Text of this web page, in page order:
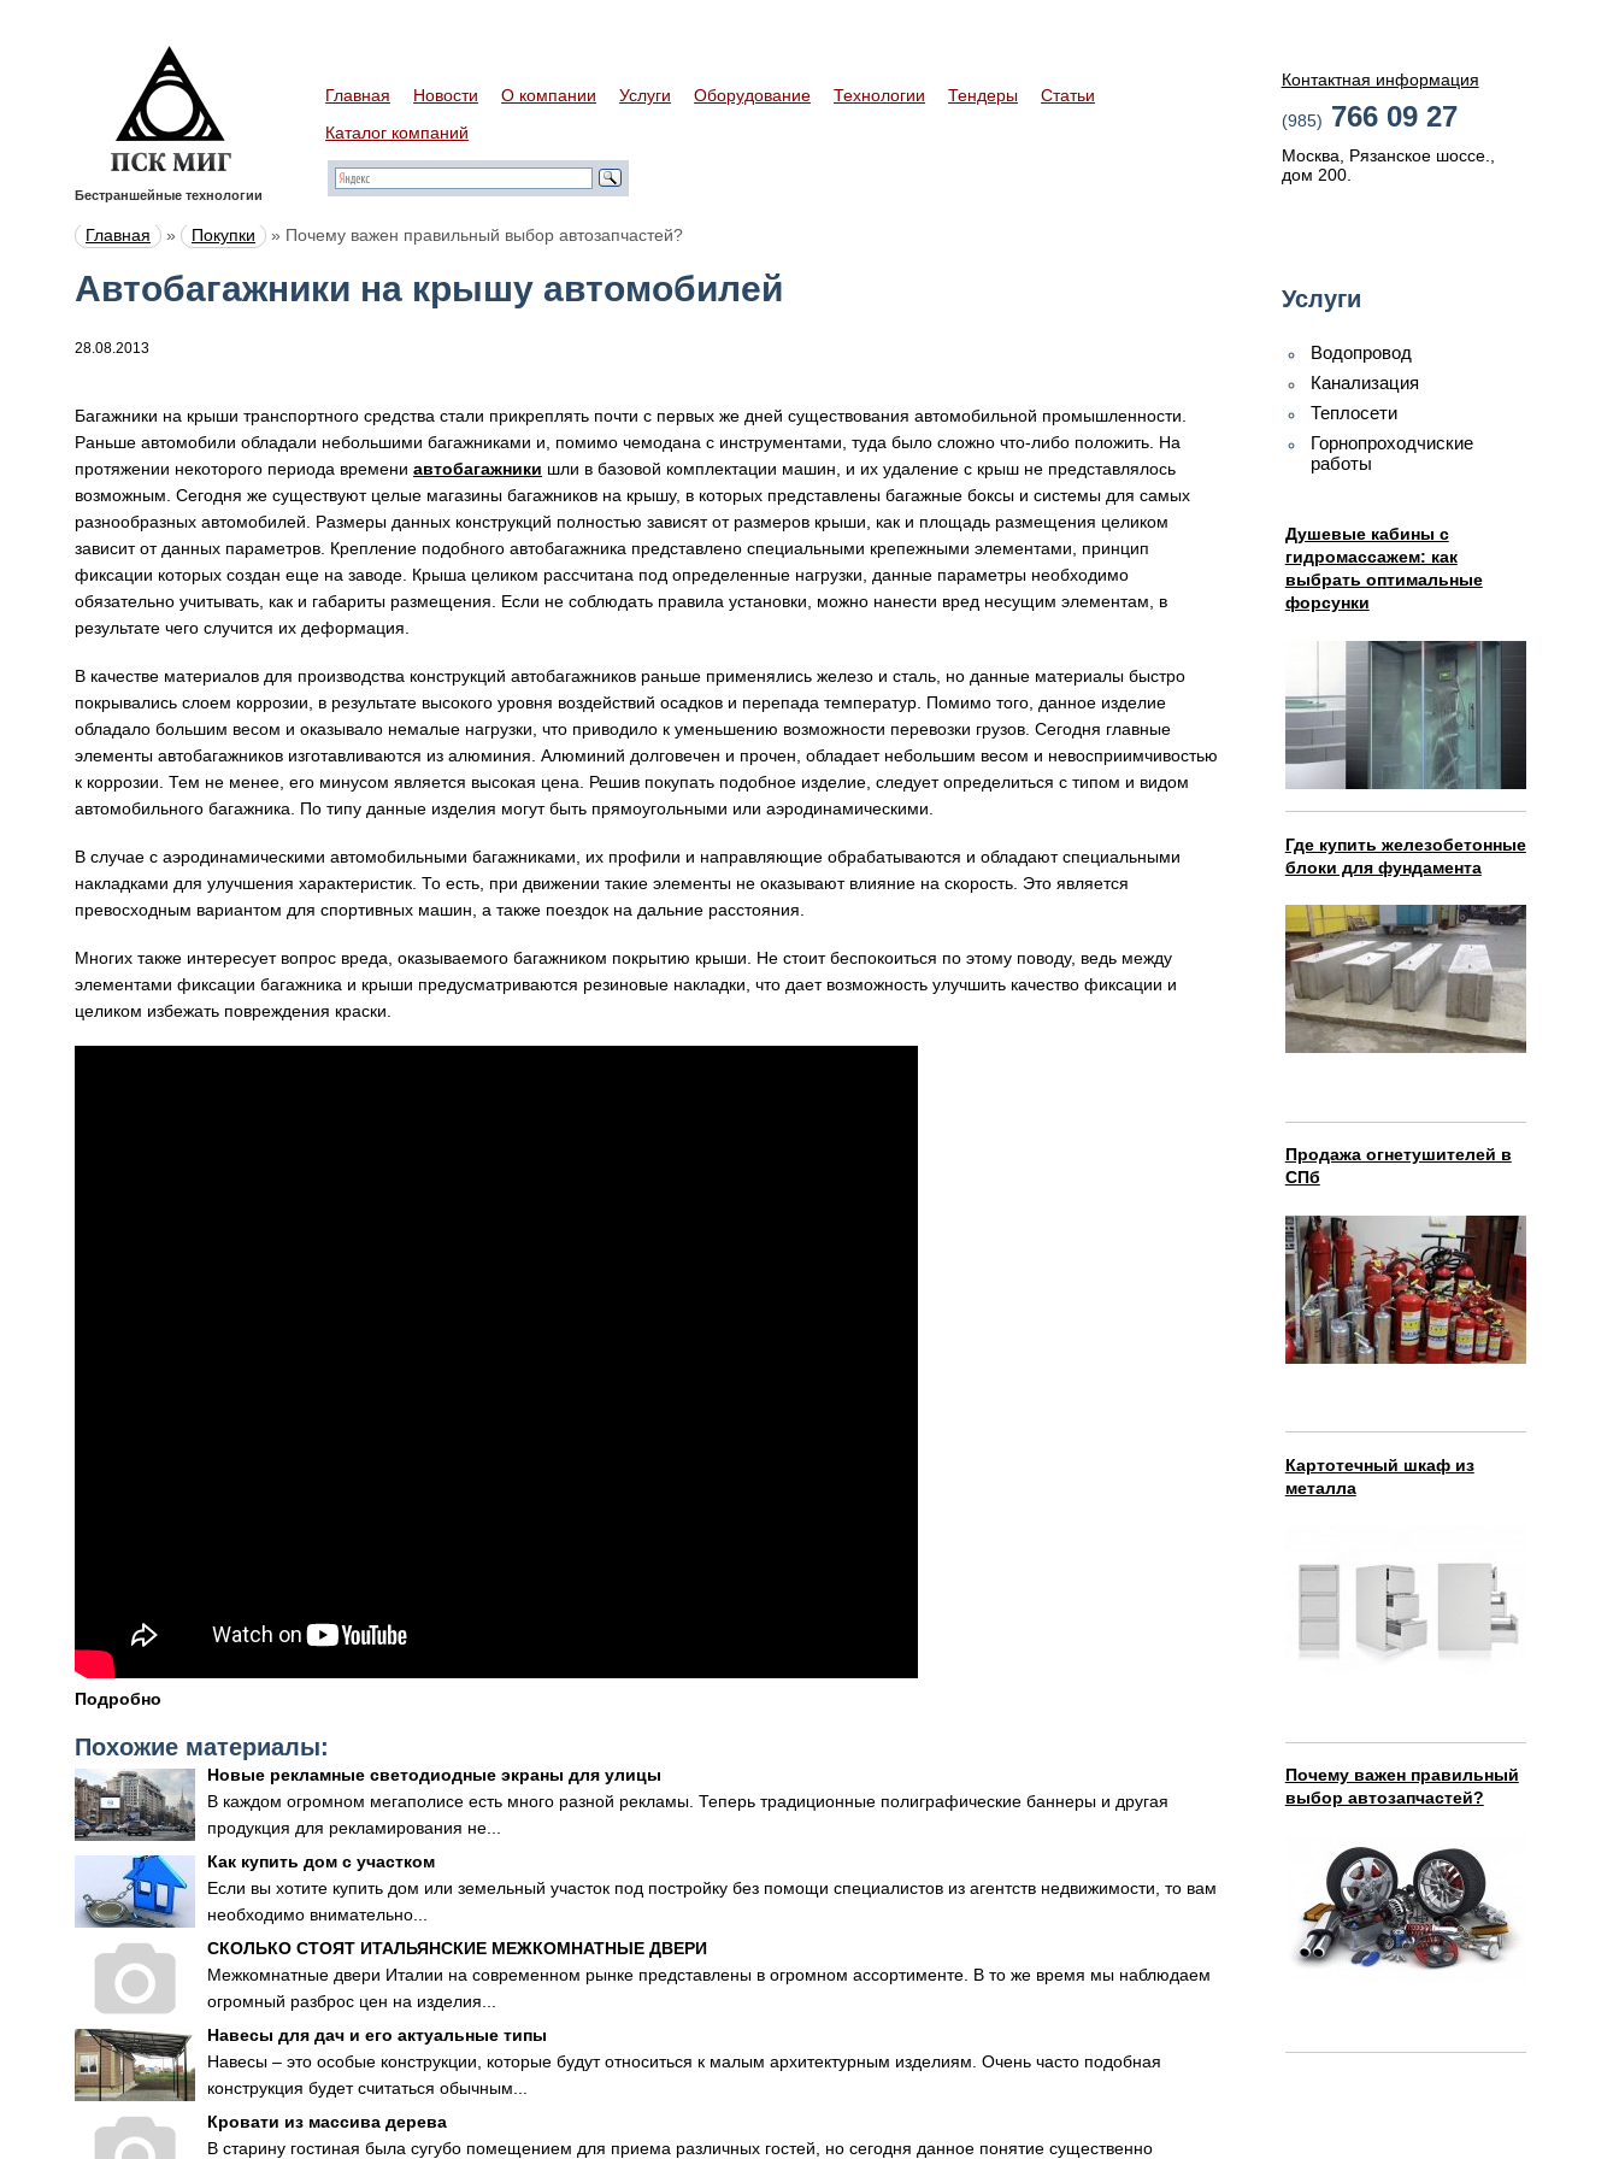
Бестраншейные технологии
Контактная информация
(985) 766 09 27
Москва, Рязанское шоссе.,
дом 200.
Главная Новости О компании Услуги Оборудование Технологии Тендеры
Статьи
Каталог компаний
Услуги
Водопровод
Канализация
Теплосети
Горнопроходчиские
работы
Душевые кабины с
гидромассажем: как
выбрать оптимальные
форсунки
Где купить железобетонные
блоки для фундамента
Продажа огнетушителей в
СПб
Картотечный шкаф из
металла
Почему важен правильный
выбор автозапчастей?
Главная » Покупки » Почему важен правильный выбор автозапчастей?
Автобагажники на крышу автомобилей
28.08.2013
Багажники на крыши транспортного средства стали прикреплять почти с первых же дней существования автомобильной промышленности.
Раньше автомобили обладали небольшими багажниками и, помимо чемодана с инструментами, туда было сложно что-либо положить. На
протяжении некоторого периода времени автобагажники шли в базовой комплектации машин, и их удаление с крыш не представлялось
возможным. Сегодня же существуют целые магазины багажников на крышу, в которых представлены багажные боксы и системы для самых
разнообразных автомобилей. Размеры данных конструкций полностью зависят от размеров крыши, как и площадь размещения целиком
зависит от данных параметров. Крепление подобного автобагажника представлено специальными крепежными элементами, принцип
фиксации которых создан еще на заводе. Крыша целиком рассчитана под определенные нагрузки, данные параметры необходимо
обязательно учитывать, как и габариты размещения. Если не соблюдать правила установки, можно нанести вред несущим элементам, в
результате чего случится их деформация.
В качестве материалов для производства конструкций автобагажников раньше применялись железо и сталь, но данные материалы быстро
покрывались слоем коррозии, в результате высокого уровня воздействий осадков и перепада температур. Помимо того, данное изделие
обладало большим весом и оказывало немалые нагрузки, что приводило к уменьшению возможности перевозки грузов. Сегодня главные
элементы автобагажников изготавливаются из алюминия. Алюминий долговечен и прочен, обладает небольшим весом и невосприимчивостью
к коррозии. Тем не менее, его минусом является высокая цена. Решив покупать подобное изделие, следует определиться с типом и видом
автомобильного багажника. По типу данные изделия могут быть прямоугольными или аэродинамическими.
В случае с аэродинамическими автомобильными багажниками, их профили и направляющие обрабатываются и обладают специальными
накладками для улучшения характеристик. То есть, при движении такие элементы не оказывают влияние на скорость. Это является
превосходным вариантом для спортивных машин, а также поездок на дальние расстояния.
Многих также интересует вопрос вреда, оказываемого багажником покрытию крыши. Не стоит беспокоиться по этому поводу, ведь между
элементами фиксации багажника и крыши предусматриваются резиновые накладки, что дает возможность улучшить качество фиксации и
целиком избежать повреждения краски.
Подробно
Похожие материалы:
Новые рекламные светодиодные экраны для улицы
В каждом огромном мегаполисе есть много разной рекламы. Теперь традиционные полиграфические баннеры и другая
продукция для рекламирования не...
Как купить дом с участком
Если вы хотите купить дом или земельный участок под постройку без помощи специалистов из агентств недвижимости, то вам
необходимо внимательно...
СКОЛЬКО СТОЯТ ИТАЛЬЯНСКИЕ МЕЖКОМНАТНЫЕ ДВЕРИ
Межкомнатные двери Италии на современном рынке представлены в огромном ассортименте. В то же время мы наблюдаем
огромный разброс цен на изделия...
Навесы для дач и его актуальные типы
Навесы – это особые конструкции, которые будут относиться к малым архитектурным изделиям. Очень часто подобная
конструкция будет считаться обычным...
Кровати из массива дерева
В старину гостиная была сугубо помещением для приема различных гостей, но сегодня данное понятие существенно